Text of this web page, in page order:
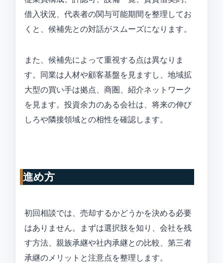
借入状況、代表者の関与可能期間を整理してお
くと、候補先との対話がスムーズになります。
また、候補先によって重視する点は異なりま
す。同業は人材や顧客基盤を見ますし、地域拡
大型の買い手は拠点、商圏、紹介ネットワーク
を見ます。投資余力のある会社は、将来の伸び
しろや隣接領域との相性を確認します。
進め方
初回相談では、売却するかどうかを決める必要
はありません。まずは選択肢を知り、会社を残
す方法、親族承継や社内承継との比較、第三者
承継のメリットと注意点を整理します。